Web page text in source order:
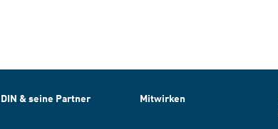
DIN & seine Partner Mitwirken